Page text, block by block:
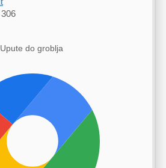
306
Upute do groblja